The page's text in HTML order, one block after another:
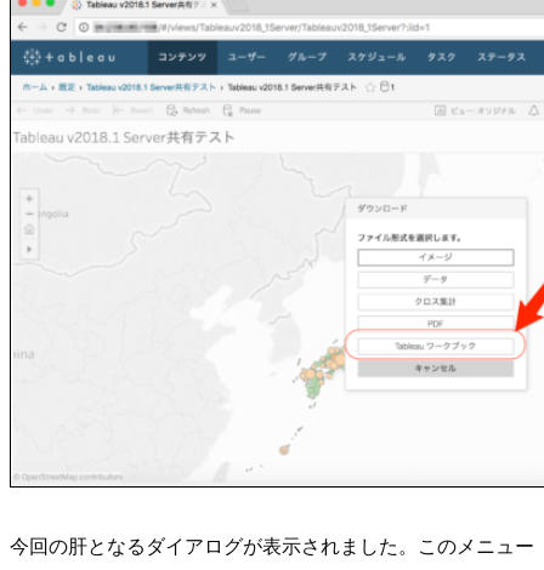
今回の肝となるダイアログが表示されました。このメニュー